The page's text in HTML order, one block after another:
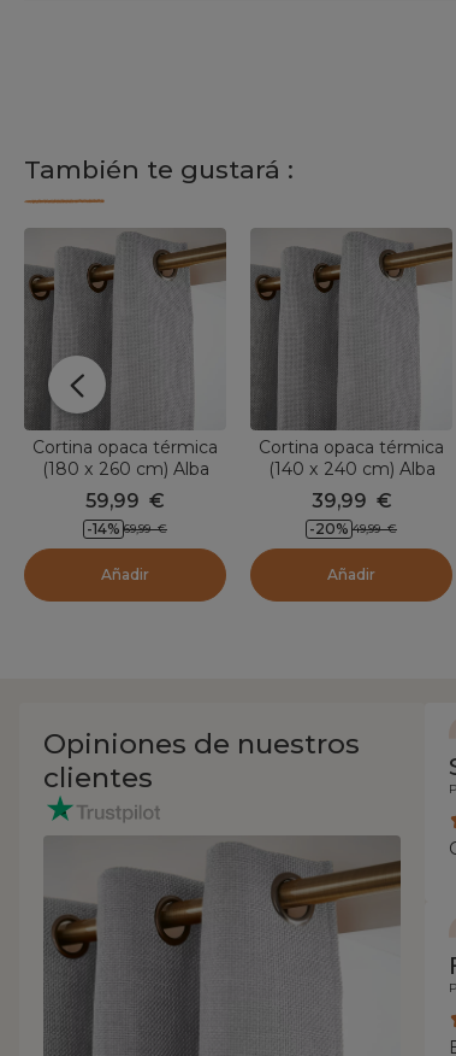
También te gustará :
Cortina opaca térmica
(180 x 260 cm) Alba
Gris
59,99 €
-14% 69,99 €
Añadir
Cortina opaca térmica
(140 x 240 cm) Alba
Gris
39,99 €
-20% 49,99 €
Añadir
Opiniones de nuestros
clientes